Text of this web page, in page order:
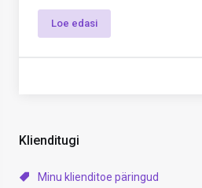
Klienditugi
Minu klienditoe päringud
Loe edasi